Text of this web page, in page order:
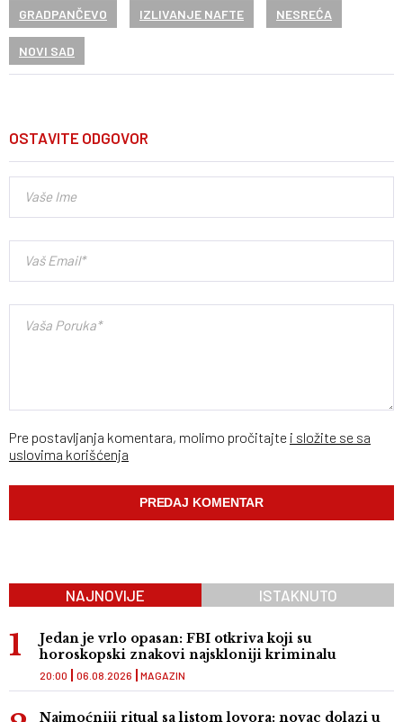
GRADPANČEVO IZLIVANJE NAFTE NESREĆA
NOVI SAD
OSTAVITE ODGOVOR
Pre postavljanja komentara, molimo pročitajte i složite se sa
uslovima korišćenja
NAJNOVIJE ISTAKNUTO
Jedan je vrlo opasan: FBI otkriva koji su
horoskopski znakovi najskloniji kriminalu
MAGAZIN
20:00 06.08.2026
Najmoćniji ritual sa listom lovora: novac dolazi u